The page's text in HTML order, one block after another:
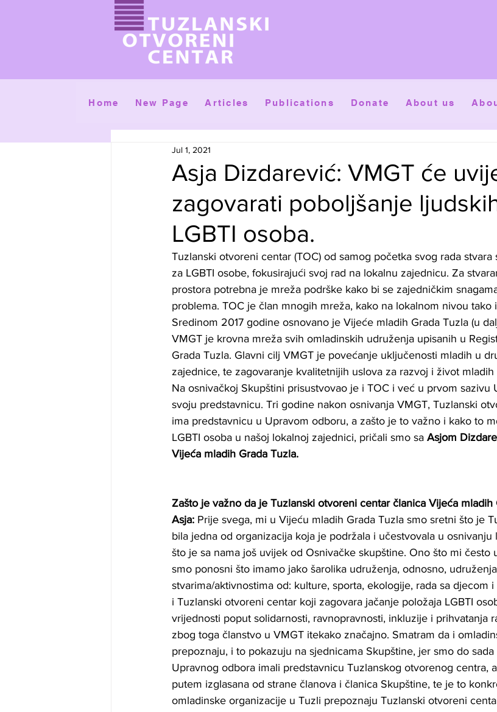
Home New Page Articles Publications Donate About us
Asja Dizdarević: VMGT će
zagovarati poboljšanje
LGBTI osoba.
Jul 1, 2021
Tuzlanski otvoreni centar (TOC) od samog početka svog rada
za LGBTI osobe, fokusirajući svoj rad na lokalnu zajednicu. Za
prostora potrebna je mreža podrške kako bi se zajedničkim
problema. TOC je član mnogih mreža, kako na lokalnom nivou tako
Sredinom 2017 godine osnovano je Vijeće mladih Grada Tuzla (u
VMGT je krovna mreža svih omladinskih udruženja upisanih u
Grada Tuzla. Glavni cilj VMGT je povećanje uključenosti mladih u
zajednice, te zagovaranje kvalitetnijih uslova za razvoj i život
Na osnivačkoj Skupštini prisustvovao je i TOC i već u prvom sazivu
svoju predstavnicu. Tri godine nakon osnivanja VMGT, Tuzlanski
ima predstavnicu u Upravom odboru, a zašto je to važno i kako to
LGBTI osoba u našoj lokalnoj zajednici, pričali smo sa Asjom
Vijeća mladih Grada Tuzla.
Zašto je važno da je Tuzlanski otvoreni centar članica Vijeća mladih
Asja: Prije svega, mi u Vijeću mladih Grada Tuzla smo sretni što je
bila jedna od organizacija koja je podržala i učestvovala u osnivanju
što je sa nama još uvijek od Osnivačke skupštine. Ono što mi često
smo ponosni što imamo jako šarolika udruženja, odnosno,
stvarima/aktivnostima od: kulture, sporta, ekologije, rada sa djecom
i Tuzlanski otvoreni centar koji zagovara jačanje položaja LGBTI
vrijednosti poput solidarnosti, ravnopravnosti, inkluzije i prihvatanja
zbog toga članstvo u VMGT itekako značajno. Smatram da i
prepoznaju, i to pokazuju na sjednicama Skupštine, jer smo do
Upravnog odbora imali predstavnicu Tuzlanskog otvorenog centra,
putem izglasana od strane članova i članica Skupštine, te je to
omladinske organizacije u Tuzli prepoznaju Tuzlanski otvoreni